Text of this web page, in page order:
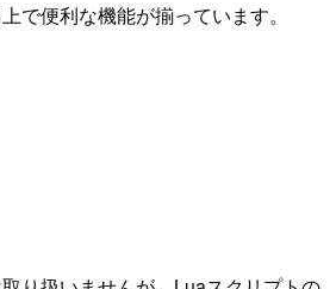
で便利な機能が揃っています。